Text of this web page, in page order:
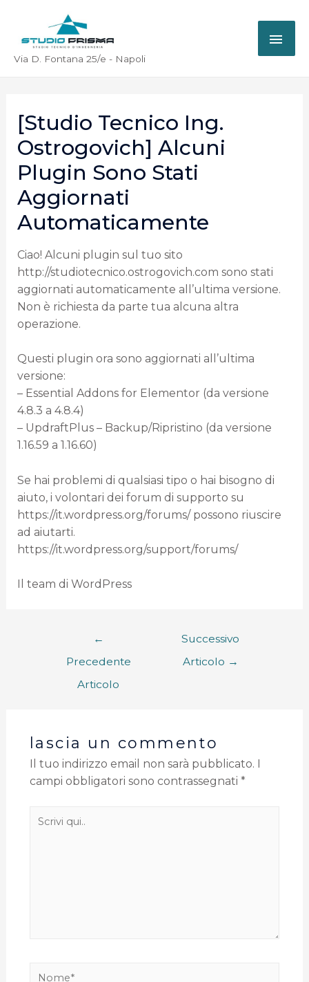
Via D. Fontana 25/e - Napoli
[Studio Tecnico Ing.
Ostrogovich] Alcuni
Plugin Sono Stati
Aggiornati
Automaticamente
Ciao! Alcuni plugin sul tuo sito
http://studiotecnico.ostrogovich.com sono stati
aggiornati automaticamente all’ultima versione.
Non è richiesta da parte tua alcuna altra
operazione.
Questi plugin ora sono aggiornati all’ultima
versione:
– Essential Addons for Elementor (da versione
4.8.3 a 4.8.4)
– UpdraftPlus – Backup/Ripristino (da versione
1.16.59 a 1.16.60)
Se hai problemi di qualsiasi tipo o hai bisogno di
aiuto, i volontari dei forum di supporto su
https://it.wordpress.org/forums/ possono riuscire
ad aiutarti.
https://it.wordpress.org/support/forums/
Il team di WordPress
←
Precedente
Articolo
Successivo
Articolo →
lascia un commento
Il tuo indirizzo email non sarà pubblicato.
campi obbligatori sono contrassegnati *